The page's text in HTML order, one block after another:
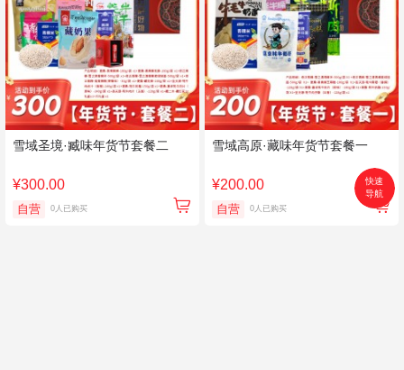
雪域圣境·臧味年货节套餐二
¥300.00
自营 0人已购买
雪域高原·藏味年货节套餐一
¥200.00
自营 0人已购买 首页
快速
导航